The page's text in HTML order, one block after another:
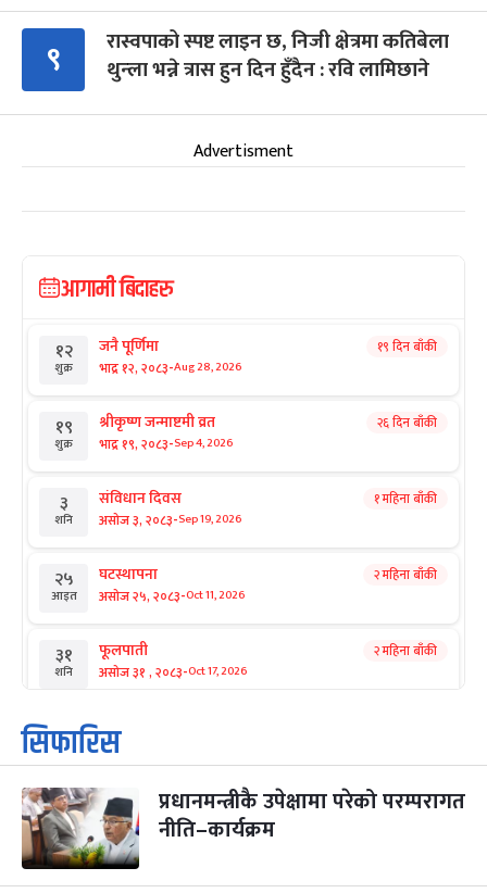
९
रास्वपाको स्पष्ट लाइन छ, निजी क्षेत्रमा कतिबेला
थुन्ला भन्ने त्रास हुन दिन हुँदैन : रवि लामिछाने
Advertisment
आगामी बिदाहरु
१२
शुक्र
जनै पूर्णिमा
भाद्र १२, २०८३-Aug 28, 2026
१९ दिन बाँकी
१९
शुक्र
श्रीकृष्ण जन्माष्टमी व्रत
भाद्र १९, २०८३-Sep 4, 2026
२६ दिन बाँकी
३
शनि
संविधान दिवस
असोज ३, २०८३-Sep 19, 2026
१ महिना बाँकी
२५
आइत
घटस्थापना
असोज २५, २०८३-Oct 11, 2026
२ महिना बाँकी
३१
शनि
फूलपाती
असोज ३१ , २०८३-Oct 17, 2026
२ महिना बाँकी
१
आइत
कार्तिक सङ्क्रान्ति
कार्तिक १, २०८३
३
मंगल
महानवमी
कार्तिक ३, २०८३-Oct 20, 2026
२ महिना बाँकी
४
सिफारिस
प्रधानमन्त्रीकै उपेक्षामा परेको परम्परागत
नीति–कार्यक्रम